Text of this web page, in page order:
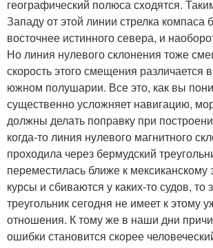
географический полюса сходятся.
Западу от этой линии стрелка компаса
восточнее истинного севера, и
Но линия нулевого склонения тоже
скорость этого смещения различается
южном полушарии. Все это, как вы
существенно усложняет навигацию,
должны делать поправку при
когда-то линия нулевого магнитного
проходила через бермудский
переместилась ближе к мексиканскому
курсы и сбиваются у каких-то судов, то
треугольник сегодня не имеет к этому
отношения. К тому же в наши дни
ошибки становится скорее